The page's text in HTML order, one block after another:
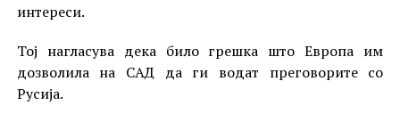
интереси.
Тој нагласува дека било грешка што Европа им
дозволила на САД да ги водат преговорите со
Русија.